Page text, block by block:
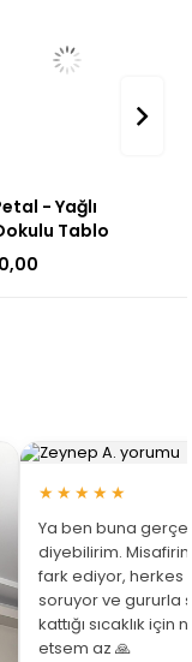
- Yağlı
Tablo
★★★★★
Ya ben buna
diyebilirim.
fark ediyor, herkes
soruyor ve gururla
kattığı sıcaklık
etsem az 🙏